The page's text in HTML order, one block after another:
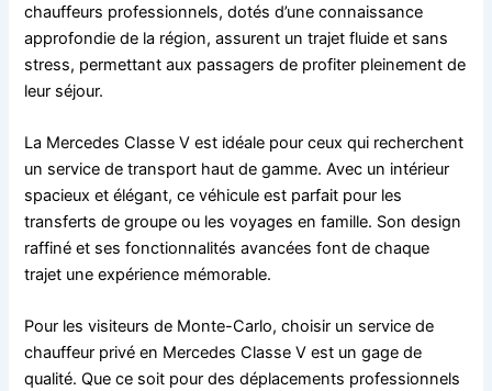
chauffeurs professionnels, dotés d’une connaissance
approfondie de la région, assurent un trajet fluide et sans
stress, permettant aux passagers de profiter pleinement de
leur séjour.
La Mercedes Classe V est idéale pour ceux qui recherchent
un service de transport haut de gamme. Avec un intérieur
spacieux et élégant, ce véhicule est parfait pour les
transferts de groupe ou les voyages en famille. Son design
raffiné et ses fonctionnalités avancées font de chaque
trajet une expérience mémorable.
Pour les visiteurs de Monte-Carlo, choisir un service de
chauffeur privé en Mercedes Classe V est un gage de
qualité. Que ce soit pour des déplacements professionnels